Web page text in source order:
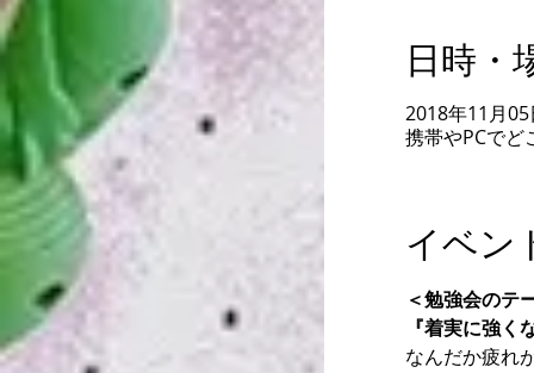
日時・
2018年11月
携帯やPCでど
イベン
＜勉強会のテ
『着実に強
なんだか疲れ